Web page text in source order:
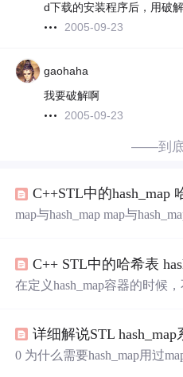
d下载的安装程序后，用破
2005-09-23
gaohaha
我要破解啊
2005-09-23
——到
C++STL中的hash_map
map与hash_map map与
p：基于hash_table（哈希表
找速度大大的降低，几乎可
C++ STL中的哈希表
在定义hash_map容器的时候
e_t operator()(int __x) const { return __x; }
象。在SGI S
详细解说STL hash_map
0 为什么需要hash_map用过